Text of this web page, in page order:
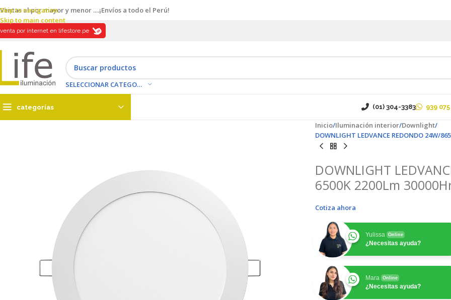
Skip to navigation
Skip to main content
Ventas al por mayor y menor ....¡Envíos a todo el Perú!
venta por internet en lifestore.pe
SELECCIONAR CATEGORÍA
categorías (01) 304-3383 939 075
Inicio Iluminación interior Downlight
DOWNLIGHT LEDVANCE REDONDO 24W/
DOWNLIGHT
6500K 2200Lm
Cotiza ahora
Yulissa Online
¿Necesitas ayuda?
Mara Online
¿Necesitas ayuda?